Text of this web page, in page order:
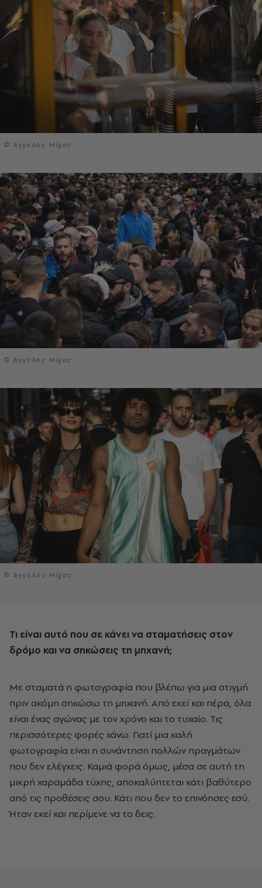
© Άγγελος Μίχας
© Άγγελος Μίχας
© Άγγελος Μίχας
Τι είναι αυτό που σε κάνει να σταματήσεις στον
δρόμο και να σηκώσεις τη μηχανή;
Με σταματά η φωτογραφία που βλέπω για μια στιγμή
πριν ακόμη σηκώσω τη μηχανή. Από εκεί και πέρα, όλα
είναι ένας αγώνας με τον χρόνο και το τυχαίο. Τις
περισσότερες φορές χάνω. Γιατί μια καλή
φωτογραφία είναι η συνάντηση πολλών πραγμάτων
που δεν ελέγχεις. Καμιά φορά όμως, μέσα σε αυτή τη
μικρή χαραμάδα τύχης, αποκαλύπτεται κάτι βαθύτερο
από τις προθέσεις σου. Κάτι που δεν το επινόησες εσύ.
Ήταν εκεί και περίμενε να το δεις.